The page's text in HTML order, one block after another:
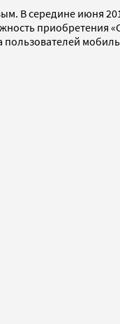
В середине июня
приобретения